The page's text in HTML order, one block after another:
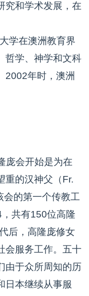
究和学术发展，在
学在澳洲教育界
哲学、神学和文科
2002年时，澳洲
庞会开始是为在
重的汉神父（Fr.
的第一个传教工
共有150位高隆
后，高隆庞修女
会服务工作。五十
由于众所周知的历
日本继续从事服